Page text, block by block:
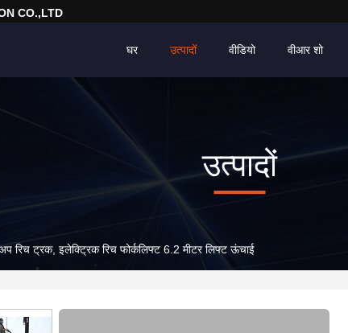
CO.,LTD
घर उत्पादों वीडियो वीआर शो
उत्पादों
रिच ट्रक, इलेक्ट्रिक रिच फोर्कलिफ्ट 6.2 मीटर लिफ्ट ऊंचाई